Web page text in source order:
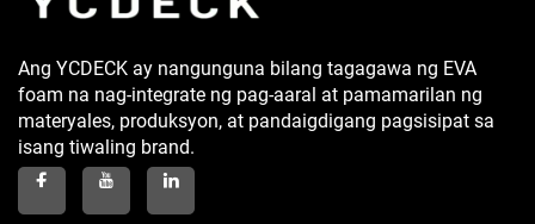
Ang YCDECK ay nangunguna bilang tagagawa ng EVA
foam na nag-integrate ng pag-aaral at pamamarilan ng
materyales, produksyon, at pandaigdigang pagsisipat sa
isang tiwaling brand.